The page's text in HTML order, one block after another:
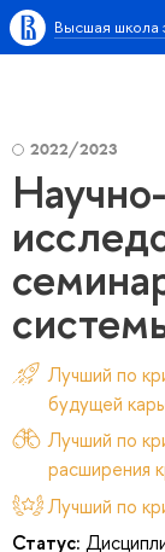
Высшая школа
2022/2023
Научно-
Лучший по
будущей
Лучший по
расширения
Лучший по
Статус: